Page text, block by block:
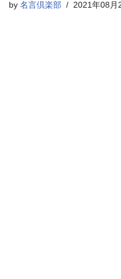
キ
by 名言倶楽部 2021年08月